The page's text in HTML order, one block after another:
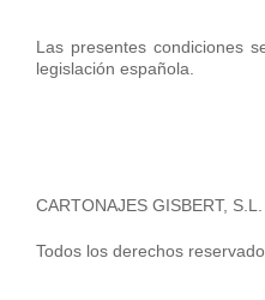
Las presentes condiciones
legislación española.
CARTONAJES GISBERT, S.L.
Todos los derechos